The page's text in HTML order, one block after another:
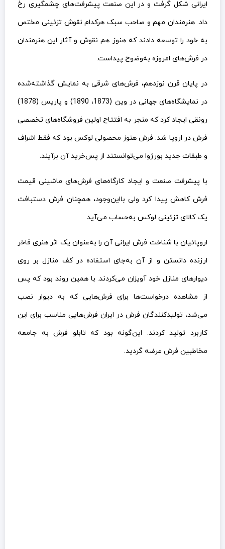
ایرانی شکل گرفت و در این صنعت پیشرفت‌های چشمگیری رخ
داد. هنرمندان مهم و صاحب سبک هرکدام نقوش تزئینی مختص
به خود را توسعه دادند که هنوز هم نقوش و آثار این هنرمندان
در فرش‌های امروزه به‌وضوح پیداست.
در پایان قرن نوزدهم، فرش‌های شرقی به نمایش گذاشته‌شده
در نمایشگاه‌های جهانی در وین (1873، 1890) و پاریس (1878)
رونقی ایجاد کرد که منجر به افتتاح اولین فروشگاه‌های تخصصی
فرش در اروپا شد. فرش هنوز محصولی لوکس بود که فقط اشراف
و طبقات جدید بورژوا می‌توانستند از پس‌خرید آن برآیند.
با پیشرفت صنعت و ایجاد کارگاه‌های فرش‌های ماشینی قیمت
فرش کاهش پیدا کرد ولی بااین‌وجود، همچنان فرش دستبافت
یک کالای تزئینی لوکس به‌حساب می‌آید.
اروپائیان با شناخت فرش ایرانی آن را به‌عنوان یک اثر هنری فاخر
ارزنده دانستن و از آن به‌جای استفاده در کف منازل بر روی
دیوارهای منازل خود آویزان می‌کردند. با همین روند بود که پس
از مشاهده درخواست‌ها برای فرش‌هایی که به دیوار نصب
می‌شد، تولیدکنندگان فرش در ایران فرش‌هایی مناسب برای این
کاربرد تولید کردند. این‌گونه بود که تابلو فرش به جامعه
مخاطبین فرش عرضه گردید.